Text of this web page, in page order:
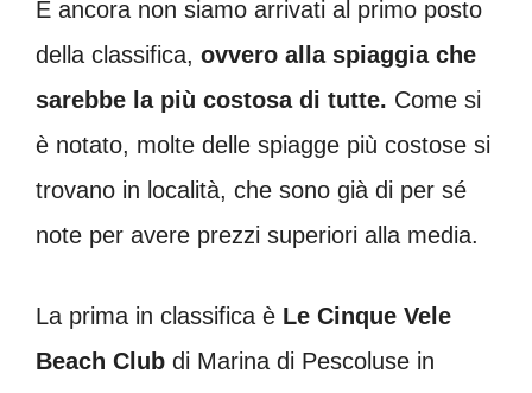
E ancora non siamo arrivati al primo posto
della classifica, ovvero alla spiaggia che
sarebbe la più costosa di tutte. Come si
è notato, molte delle spiagge più costose si
trovano in località, che sono già di per sé
note per avere prezzi superiori alla media.
La prima in classifica è Le Cinque Vele
Beach Club di Marina di Pescoluse in